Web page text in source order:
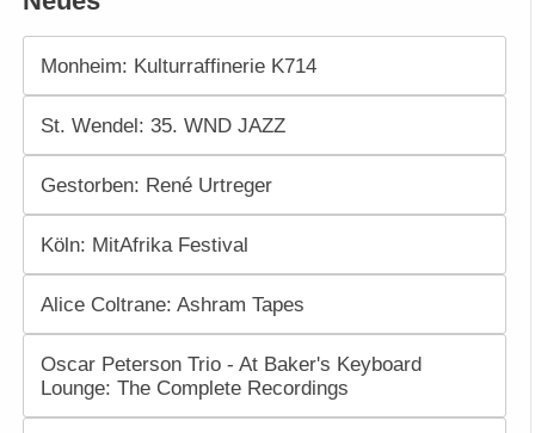
Monheim: Kulturraffinerie K714
St. Wendel: 35. WND JAZZ
Gestorben: René Urtreger
Köln: MitAfrika Festival
Alice Coltrane: Ashram Tapes
Oscar Peterson Trio - At Baker's Keyboard
Lounge: The Complete Recordings